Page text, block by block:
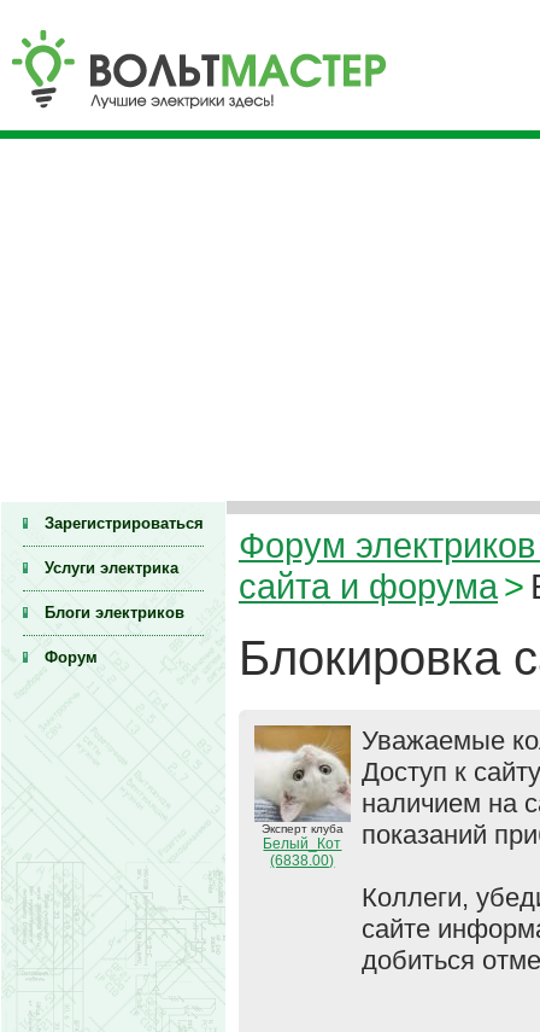
Зарегистрироваться
Услуги электрика
Блоги электриков
Форум
Форум электриков
сайта и форума>
Блокировка
Эксперт клуба
Белый_Кот
(6838.00)
Уважаемые
Доступ к
наличием на
показаний
Коллеги,
сайте
добиться